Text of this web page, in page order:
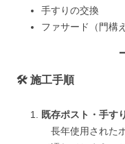
手すりの交換
ファサード（門構
🛠 施工手順
既存ポスト・手す
長年使用された